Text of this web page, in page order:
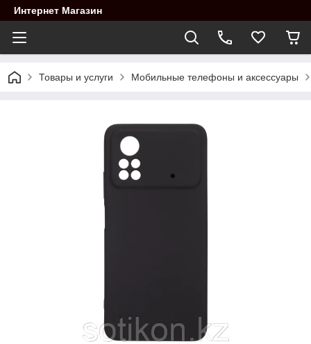
Интернет Магазин
Товары и услуги Мобильные телефоны и аксессуары